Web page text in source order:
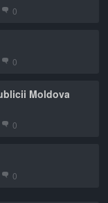
0
0
Moldova
0
0